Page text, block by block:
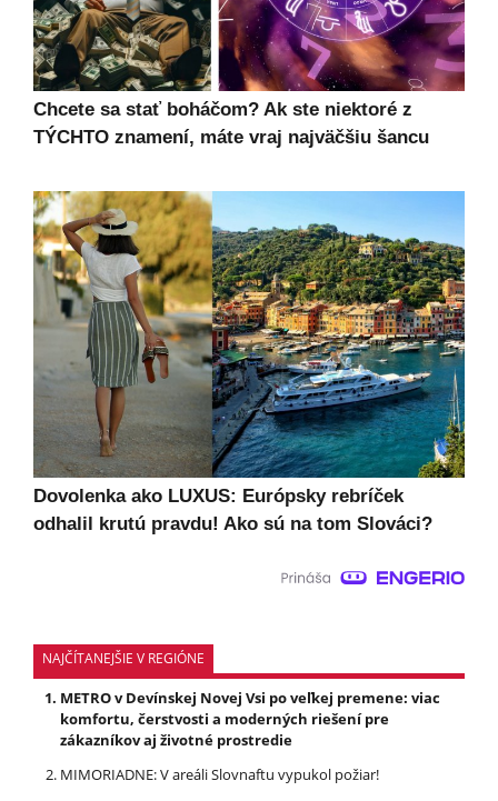
Chcete sa stať boháčom? Ak ste niektoré z
TÝCHTO znamení, máte vraj najväčšiu šancu
Dovolenka ako LUXUS: Európsky rebríček
odhalil krutú pravdu! Ako sú na tom Slováci?
NAJČÍTANEJŠIE V REGIÓNE
METRO v Devínskej Novej Vsi po veľkej premene: viac
komfortu, čerstvosti a moderných riešení pre
zákazníkov aj životné prostredie
MIMORIADNE: V areáli Slovnaftu vypukol požiar!